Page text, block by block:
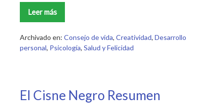
Leer más
!El
Poder
los
Libros!
Archivado en: Consejo de vida, Creatividad, Desarrollo
personal, Psicología, Salud y Felicidad
El Cisne Negro Resumen